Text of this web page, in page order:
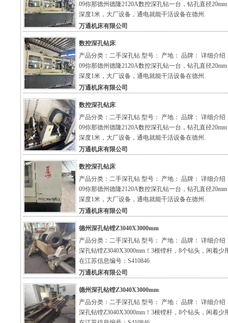
09你那德州德隆2120A数控深孔钻一台，钻孔直径
深度1米，大厂设备，通电就能干活设备在德州.
万通机床有限公司
数控深孔钻床
产品分类：二手深孔钻 型号： 产地： 品牌： 详细介绍
09你那德州德隆2120A数控深孔钻一台，钻孔直径
深度1米，大厂设备，通电就能干活设备在德州.
万通机床有限公司
数控深孔钻床
产品分类：二手深孔钻 型号： 产地： 品牌： 详细介绍
09你那德州德隆2120A数控深孔钻一台，钻孔直径
深度1米，大厂设备，通电就能干活设备在德州.
万通机床有限公司
数控深孔钻床
产品分类：二手深孔钻 型号： 产地： 品牌： 详细介绍
09你那德州德隆2120A数控深孔钻一台，钻孔直径
深度1米，大厂设备，通电就能干活设备在德州.
万通机床有限公司
德州深孔钻镗Z3040X3000mm
产品分类：二手深孔钻 型号： 产地： 品牌： 详细介绍
深孔钻镗Z3040X3000mm！3根镗杆，8个钻头，闲着少
在江苏信息编号：S410846
万通机床有限公司
德州深孔钻镗Z3040X3000mm
产品分类：二手深孔钻 型号： 产地： 品牌： 详细介绍
深孔钻镗Z3040X3000mm！3根镗杆，8个钻头，闲着少